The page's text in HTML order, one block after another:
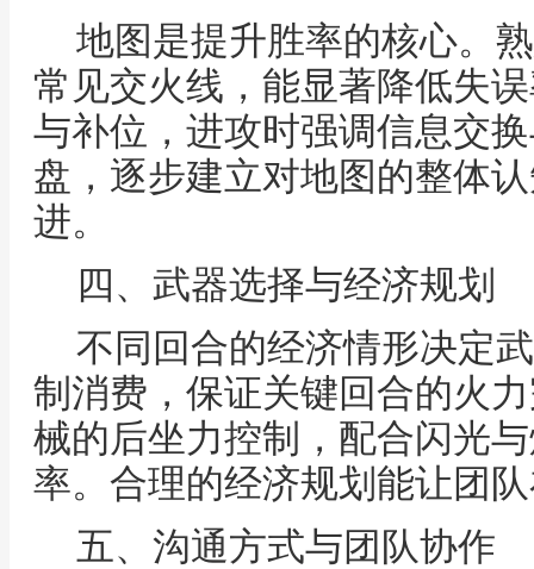
地图是提升胜率的核心。
常见交火线，能显著降低失
与补位，进攻时强调信息交
盘，逐步建立对地图的整体
进。
四、武器选择与经济规划
不同回合的经济情形决定
制消费，保证关键回合的火
械的后坐力控制，配合闪光
率。合理的经济规划能让团
五、沟通方式与团队协作